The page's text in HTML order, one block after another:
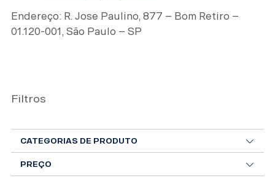
Endereço: R. Jose Paulino, 877 – Bom Retiro –
01.120-001, São Paulo – SP
Filtros
CATEGORIAS DE PRODUTO
PREÇO